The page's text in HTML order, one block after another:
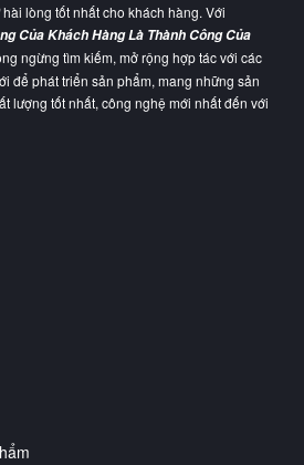
lòng tốt nhất cho khách hàng. Với
Của Khách Hàng Là Thành Công Của
ngừng tìm kiếm, mở rộng hợp tác với các
để phát triển sản phẩm, mang những sản
lượng tốt nhất, công nghệ mới nhất đến với